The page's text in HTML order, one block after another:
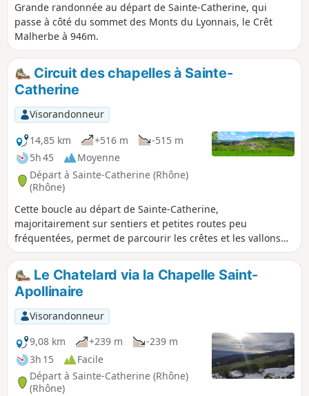
Grande randonnée au départ de Sainte-Catherine, qui
passe à côté du sommet des Monts du Lyonnais, le Crêt
Malherbe à 946m.
Circuit des chapelles à Sainte-
Catherine
Visorandonneur
14,85 km
+516 m
-515 m
5h 45
Moyenne
Départ à Sainte-Catherine (Rhône)
(Rhône)
Cette boucle au départ de Sainte-Catherine,
majoritairement sur sentiers et petites routes peu
fréquentées, permet de parcourir les crêtes et les vallons
des Monts du Lyonnais, et découvrir les Chapelles Saint-
Apollinaire et Saint-Pierre. Belles vues sur la vallée du
Rhône, le Massif du Pilat et les Alpes par temps clair.
Le Chatelard via la Chapelle Saint-
Apollinaire
Visorandonneur
9,08 km
+239 m
-239 m
3h 15
Facile
Départ à Sainte-Catherine (Rhône)
(Rhône)